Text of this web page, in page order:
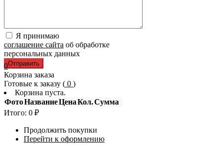
Я принимаю
соглашение сайта об обработке
персональных данных
0
Корзина заказа
Готовые к заказу ( 0 )
Корзина пуста.
ФотоНазваниеЦенаКол.Сумма
Итого: 0 ₽
Продолжить покупки
Перейти к оформлению